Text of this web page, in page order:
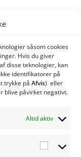
såsom cookies
Hvis du giver
​​disse teknologier, kan
identifikatorer på
trykke på Afvis) eller
blive påvirket negativt.
Altid aktiv